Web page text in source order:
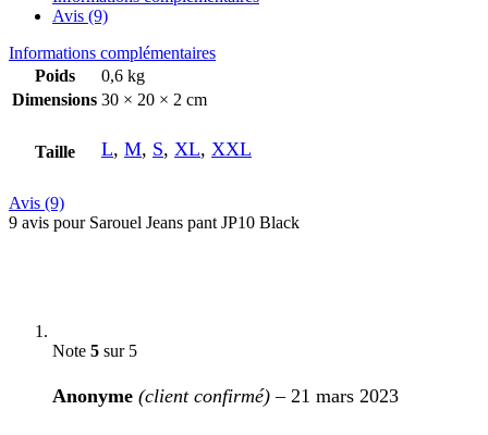
Avis (9)
Informations complémentaires
Poids
0,6 kg
Dimensions 30 × 20 × 2 cm
Taille L, M, S, XL, XXL
Avis (9)
9 avis pour Sarouel Jeans pant JP10 Black
Note 5 sur 5
Anonyme (client confirmé) – 21 mars 2023